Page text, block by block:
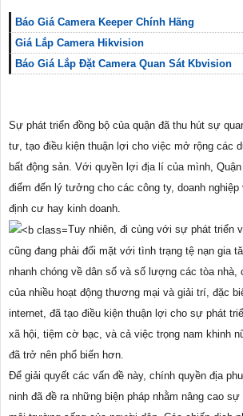
Báo Giá Camera Keeper Chính Hãng
Giá Lắp Camera Hikvision
Báo Giá Lắp Đặt Camera Quan Sát Kbvision
Sự phát triển đồng bộ của quận đã thu hút sự
tư, tạo điều kiện thuận lợi cho việc mở rộng các
bất động sản. Với quyền lợi địa lí của mình,
điểm đến lý tưởng cho các công ty, doanh
định cư hay kinh doanh.
Tuy nhiên, đi cùng với sự phát triển
cũng đang phải đối mặt với tình trạng tệ nạn gia
nhanh chóng về dân số và số lượng các tòa
của nhiều hoạt động thương mại và giải trí, đặc
internet, đã tạo điều kiện thuận lợi cho sự phát
xã hội, tiệm cờ bạc, và cả việc trọng nam khinh
đã trở nên phổ biến hơn.
Để giải quyết các vấn đề này, chính quyền địa
ninh đã đề ra những biện pháp nhằm nâng cao